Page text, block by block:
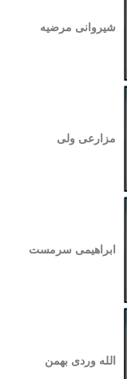
شیروانی مرضیه
مزارعی ولی
ابراهیمی سرمست
الله وردی بهمن